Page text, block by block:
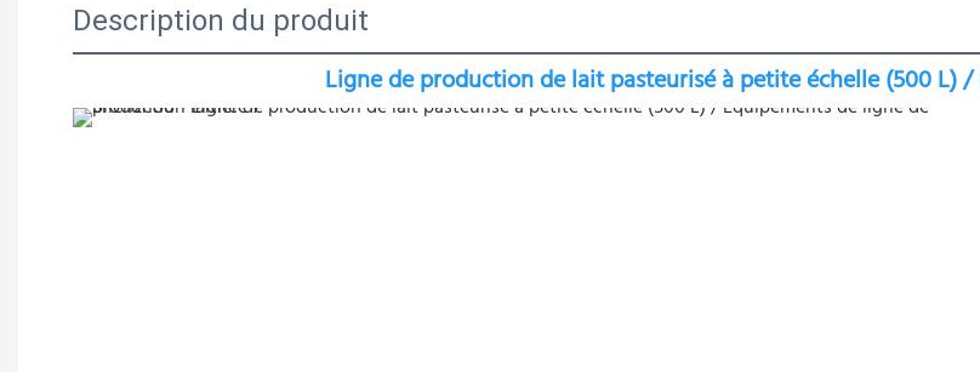
Description du produit
Ligne de production de lait pasteurisé à petite échelle (500 L)